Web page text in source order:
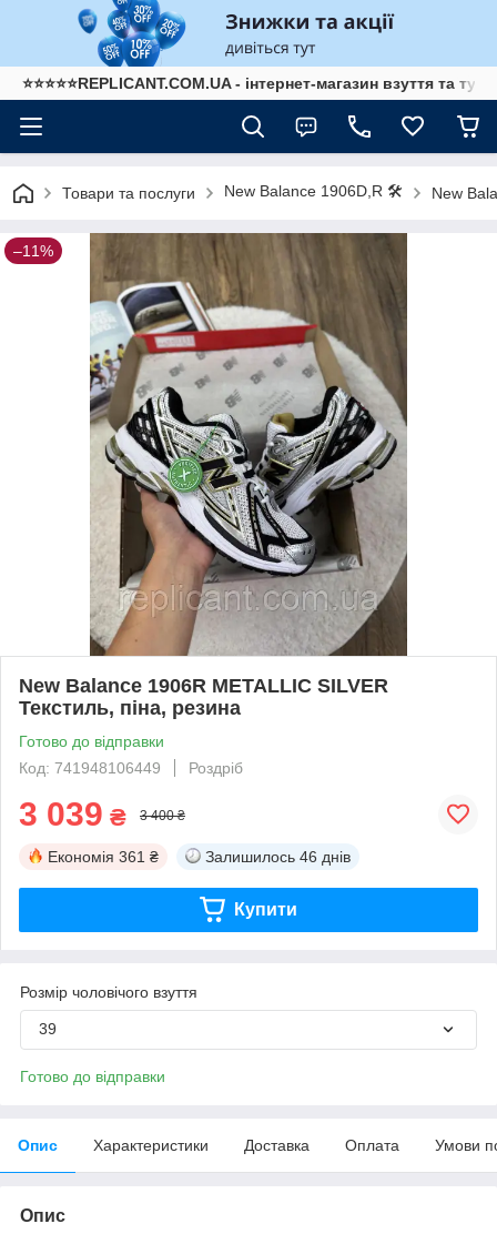
⭐⭐⭐⭐⭐REPLICANT.COM.UA - інтернет-магазин взуття та
Товари та послуги New Balance 1906D,R 🛠️ New
–11%
New Balance 1906R METALLIC SILVER
Текстиль, піна, резина
Готово до відправки
Код: 741948106449
Роздріб
3 039 ₴ 3 400 ₴
Економія 361 ₴ Залишилось 46 днів
Купити
Розмір чоловічого взуття
39
Готово до відправки
Опис Характеристики Доставка Оплата Умови
Опис